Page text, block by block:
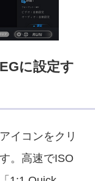
に設定す
イコンをクリ
。高速でISO